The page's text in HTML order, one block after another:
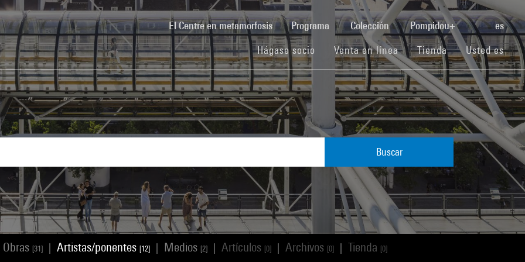
El Centre en metamorfosis(current)Programa Colección Pompidou+ es
Hágase socio (current)
Venta en línea(current)
Tienda(current)Usted es
Buscar
Obras [31] Artistas/ponentes [12] Medios [2] Artículos [0] Archivos [0] Tienda [0]